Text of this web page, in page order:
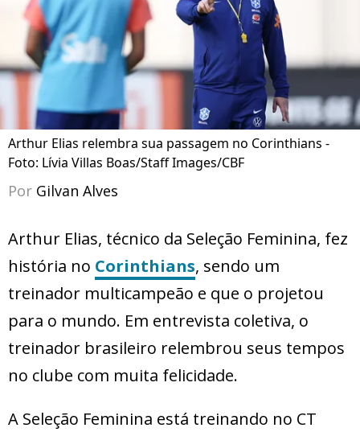
Arthur Elias relembra sua passagem no Corinthians -
Foto: Lívia Villas Boas/Staff Images/CBF
Por Gilvan Alves
Arthur Elias, técnico da Seleção Feminina, fez
história no Corinthians, sendo um
treinador multicampeão e que o projetou
para o mundo. Em entrevista coletiva, o
treinador brasileiro relembrou seus tempos
no clube com muita felicidade.
A Seleção Feminina está treinando no CT